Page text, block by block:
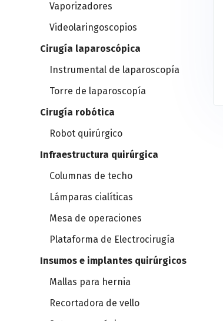
Estación cardiopulmonar
Ergometría
Ergoespirómetros
Vaporizadores
Videolaringoscopios
Cirugía laparoscópica
Instrumental de laparoscopía
Torre de laparoscopía
Cirugía robótica
Robot quirúrgico
Infraestructura quirúrgica
Columnas de techo
Lámparas cialíticas
Mesa de operaciones
Plataforma de Electrocirugía
Insumos e implantes quirúrgicos
Mallas para hernia
Recortadora de vello